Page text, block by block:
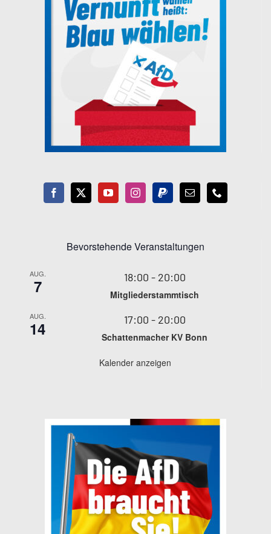
Bevorstehende Veranstaltungen
AUG.
7 18:00 - 20:00
Mitgliederstammtisch
AUG.
14 17:00 - 20:00
Schattenmacher KV Bonn
Kalender anzeigen